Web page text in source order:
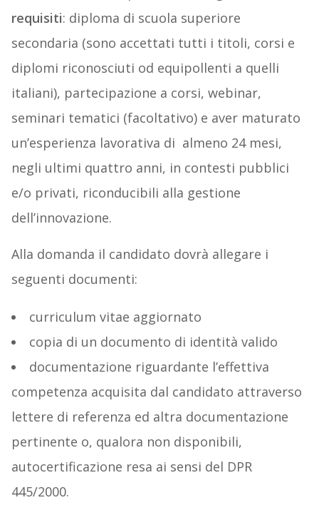
requisiti: diploma di scuola superiore
secondaria (sono accettati tutti i titoli, corsi e
diplomi riconosciuti od equipollenti a quelli
italiani), partecipazione a corsi, webinar,
seminari tematici (facoltativo) e aver maturato
un’esperienza lavorativa di almeno 24 mesi,
negli ultimi quattro anni, in contesti pubblici
e/o privati, riconducibili alla gestione
dell’innovazione.
Alla domanda il candidato dovrà allegare i
seguenti documenti:
curriculum vitae aggiornato
copia di un documento di identità valido
documentazione riguardante l’effettiva
competenza acquisita dal candidato attraverso
lettere di referenza ed altra documentazione
pertinente o, qualora non disponibili,
autocertificazione resa ai sensi del DPR
445/2000.